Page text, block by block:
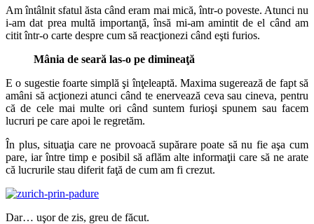
Am întâlnit sfatul ăsta când eram mai mică, într-o poveste. Atunci nu
i-am dat prea multă importanţă, însă mi-am amintit de el când am
citit într-o carte despre cum să reacţionezi când eşti furios.
Mânia de seară las-o pe dimineaţă
E o sugestie foarte simplă şi înţeleaptă. Maxima sugerează de fapt să
amâni să acţionezi atunci când te enervează ceva sau cineva, pentru
că de cele mai multe ori când suntem furioşi spunem sau facem
lucruri pe care apoi le regretăm.
În plus, situaţia care ne provoacă supărare poate să nu fie aşa cum
pare, iar între timp e posibil să aflăm alte informaţii care să ne arate
că lucrurile stau diferit faţă de cum am fi crezut.
Dar… uşor de zis, greu de făcut.